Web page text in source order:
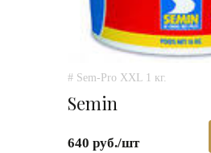
# Sem-Pro XXL 1 кг.
Semin
640 руб./шт